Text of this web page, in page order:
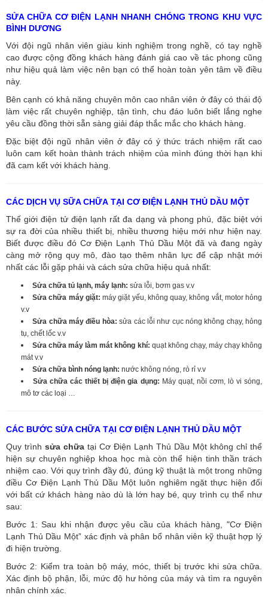
SỬA CHỮA CƠ ĐIỆN LẠNH NHANH CHÓNG TRONG KHU VỰC
BÌNH DƯƠNG
Với đội ngũ nhân viên giàu kinh nghiệm trong nghề, có tay nghề
cao được cộng đồng khách hàng đánh giá cao về tác phong cũng
như hiệu quả làm việc nên bạn có thể hoàn toàn yên tâm về điều
này.
Bên cạnh có khả năng chuyên môn cao nhân viên ở đây có thái độ
làm việc rất chuyên nghiệp, tận tình, chu đáo luôn biết lắng nghe
yêu cầu đồng thời sẵn sàng giải đáp thắc mắc cho khách hàng.
Đặc biệt đội ngũ nhân viên ở đây có ý thức trách nhiệm rất cao
luôn cam kết hoàn thành trách nhiệm của mình đúng thời hạn khi
đã cam kết với khách hàng.
CÁC DỊCH VỤ SỮA CHỮA TẠI CƠ ĐIỆN LẠNH THỦ DẦU MỘT
Thế giới điện tử điện lạnh rất đa dạng và phong phú, đặc biệt với
sự ra đời của nhiều thiết bị, nhiều thương hiệu mới như hiện nay.
Biết được điều đó Cơ Điện Lạnh Thủ Dầu Một đã và đang ngày
càng mở rộng quy mô, đào tạo thêm nhân lực để cập nhật mới
nhất các lỗi gặp phải và cách sửa chữa hiệu quả nhất:
Sửa chữa tủ lạnh, máy lạnh: sửa lỗi, bơm gas v.v
Sửa chữa máy giặt:máy giặt yếu, không quay, không vắt, motor hỏng
v.v
Sửa chữa máy điều hòa: sửa các lỗi như cục nóng không chạy, hỏng
tụ, chết lốc v.v
Sửa chữa máy làm mát không khí: quạt không chạy, máy chạy không
mát v.v
Sửa chữa bình nóng lạnh: nước không nóng, rò rỉ v.v
Sửa chữa các thiết bị điện gia dụng: Máy quạt, nồi cơm, lò vi sóng,
mô tơ các loại …
CÁC BƯỚC SỬA CHỮA TẠI CƠ ĐIỆN LẠNH THỦ DẦU MỘT
Quy trình sửa chữa tại Cơ Điện Lạnh Thủ Dầu Một không chỉ thể
hiện sự chuyên nghiệp khoa học mà còn thể hiện tinh thần trách
nhiệm cao. Với quy trình đầy đủ, đúng kỹ thuật là một trong những
điều Cơ Điện Lạnh Thủ Dầu Một luôn nghiêm ngặt thực hiện đối
với bất cứ khách hàng nào dù là lớn hay bé, quy trình cụ thể như
sau:
Bước 1: Sau khi nhận được yêu cầu của khách hàng, "Cơ Điện
Lạnh Thủ Dầu Một” xác định và phân bổ nhân viên kỹ thuật hợp lý
đi hiện trường.
Bước 2: Kiểm tra toàn bộ máy, móc, thiết bị trước khi sửa chữa.
Xác định bộ phận, lỗi, mức độ hư hỏng của máy và tìm ra nguyên
nhân chính xác.